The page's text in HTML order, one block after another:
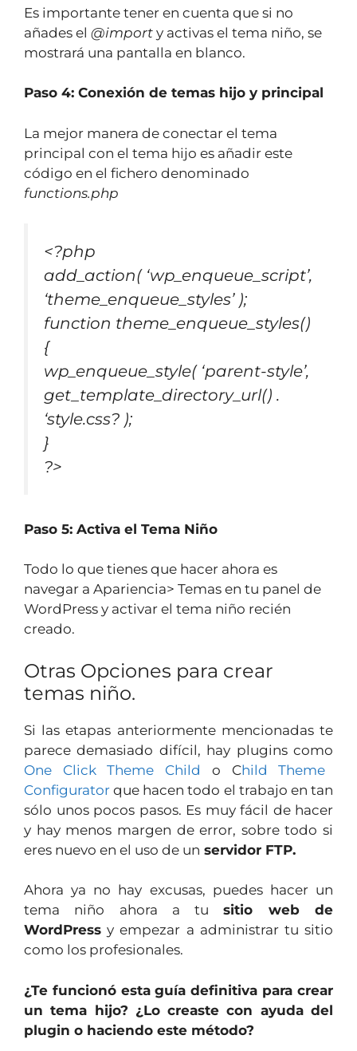
Es importante tener en cuenta que si no
añades el @import y activas el tema niño, se
mostrará una pantalla en blanco.
Paso 4: Conexión de temas hijo y principal
La mejor manera de conectar el tema
principal con el tema hijo es añadir este
código en el fichero denominado
functions.php
<?php
add_action( ‘wp_enqueue_script’,
‘theme_enqueue_styles’ );
function theme_enqueue_styles()
{
wp_enqueue_style( ‘parent-style’,
get_template_directory_url() .
‘style.css? );
}
?>
Paso 5: Activa el Tema Niño
Todo lo que tienes que hacer ahora es
navegar a Apariencia> Temas en tu panel de
WordPress y activar el tema niño recién
creado.
Otras Opciones para crear
temas niño.
Si las etapas anteriormente mencionadas te
parece demasiado difícil, hay plugins como
One Click Theme Child
o Child Theme
Configurator que hacen todo el trabajo en tan
sólo unos pocos pasos. Es muy fácil de hacer
y hay menos margen de error, sobre todo si
eres nuevo en el uso de un servidor FTP.
Ahora ya no hay excusas, puedes hacer un
tema niño ahora a tusitio web de
WordPress y empezar a administrar tu sitio
como los profesionales.
¿Te funcionó esta guía definitiva para crear
un tema hijo? ¿Lo creaste con ayuda del
plugin o haciendo este método?